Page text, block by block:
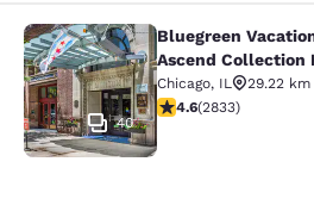
Bluegreen
40
Bluegreen
Ascend Collection
Chicago, IL
29.22 km
Calificación de 4.59
4.6(2833)